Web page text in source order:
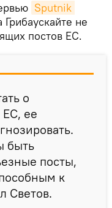
Sputnik
Грибаускайте не
постов ЕС.
о
ЕС, ее
быть
посты,
к
Светов.